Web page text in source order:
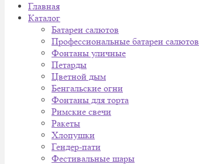
Главная
Каталог
Батареи салютов
Профессиональные батареи салютов
Фонтаны уличные
Петарды
Цветной дым
Бенгальские огни
Фонтаны для торта
Римские свечи
Ракеты
Хлопушки
Гендер-пати
Фестивальные шары